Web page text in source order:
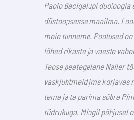
Paolo Bacigalupi duoloogia
düstoopsesse maailma.
meie tunneme. Poolused
lõhed rikaste ja vaeste
Teose peategelane Nailer
vaskjuhtmeid jms korjavas
tema ja ta parima sõbra
tüdrukuga. Mingil põhjusel